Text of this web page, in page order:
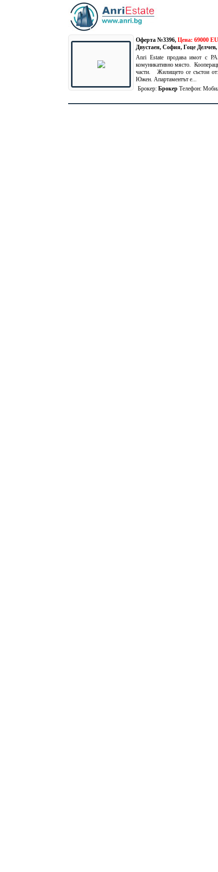
Оферта №3396, Цена: 69000
Двустаен, София, Гоце Делчев,
Anri Estate продава имот с
комуникативно място.
части. Жилището се състои
Южен. Апартаментът е...
Брокер: Брокер Телефон: